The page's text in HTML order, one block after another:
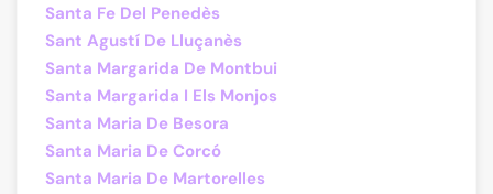
Santa Fe Del Penedès
Sant Agustí De Lluçanès
Santa Margarida De Montbui
Santa Margarida I Els Monjos
Santa Maria De Besora
Santa Maria De Corcó
Santa Maria De Martorelles